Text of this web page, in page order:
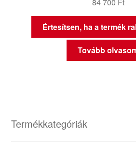
Értesítsen, ha a termék
Tovább
Termékkategóriák